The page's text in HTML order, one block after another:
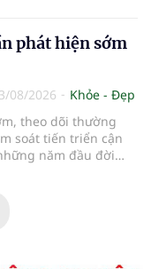
lâu có thể làm giảm
sạch và ảnh hưởng
răng miệng...
phát hiện sớm
08/2026
Khỏe - Đẹp
theo dõi thường
soát tiến triển cận
năm đầu đời
là định hướng của
nhi và Kiểm soát